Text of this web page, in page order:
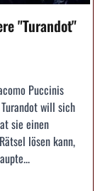
"Turandot"
Puccinis
will sich
sie einen
lösen kann,